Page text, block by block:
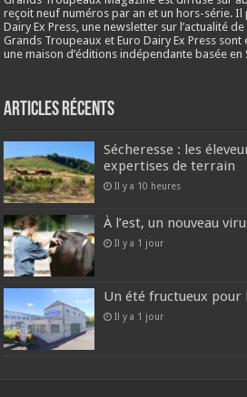
reçoit neuf numéros par an et un hors-série. Il
Dairy Ex Press, une newsletter sur l’actualité
Grands Troupeaux et Euro Dairy Ex Press sont
une maison d’éditions indépendante basée en
Articles récents
Sécheresse : les
expertises de terrain
Il y a 10 heures
À l’est, un nouveau
Il y a 1 jour
Un été fructueux pour
Il y a 1 jour